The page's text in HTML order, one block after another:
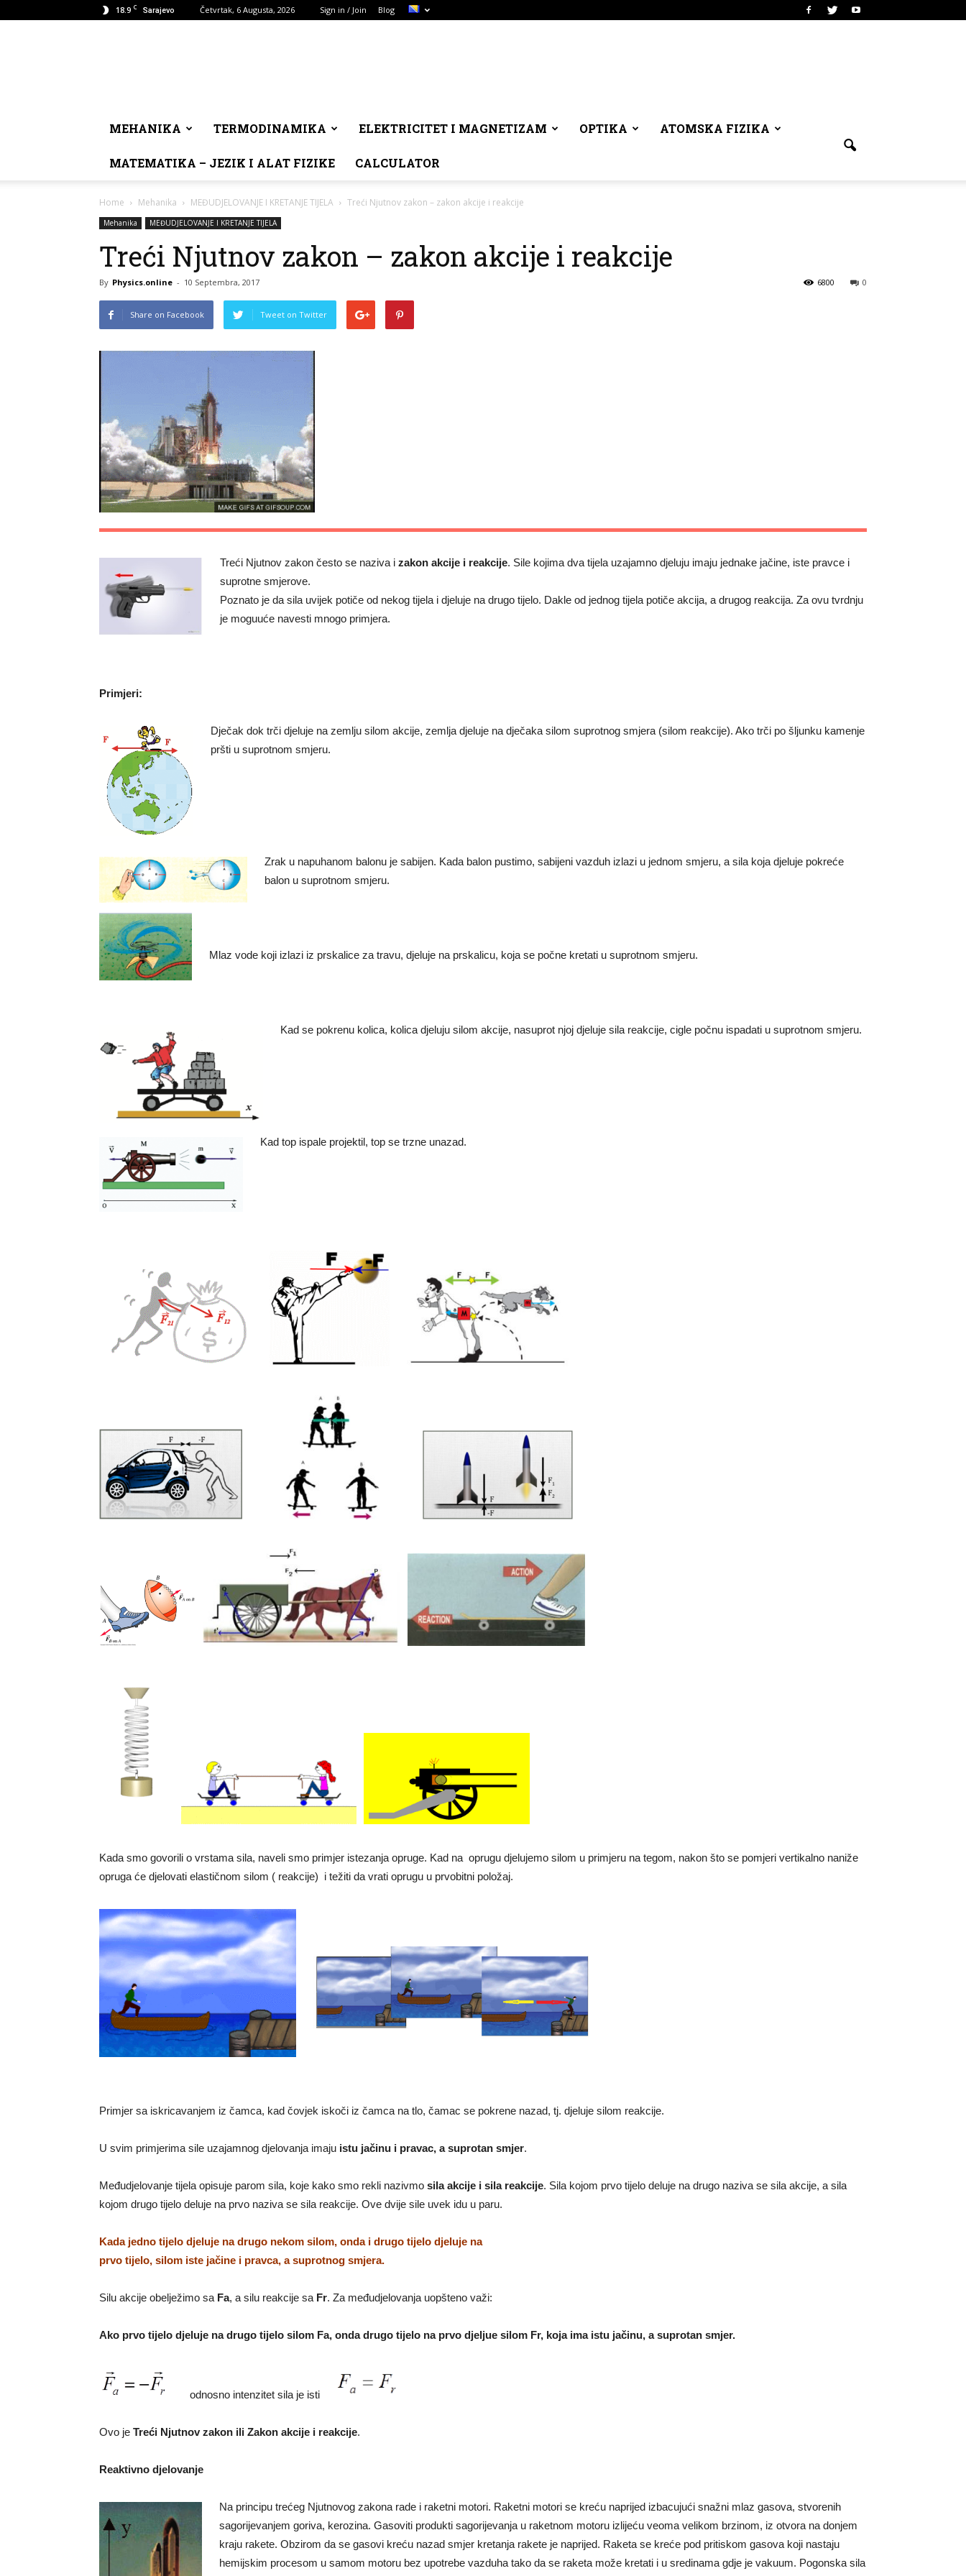
18.9 C Sarajevo Četvrtak, 6 Augusta, 2026 Sign in / Join Blog
MEHANIKA TERMODINAMIKA ELEKTRICITET I MAGNETIZAM OPTIKA ATOMSKA FIZIKA
MATEMATIKA – JEZIK I ALAT FIZIKE CALCULATOR
Home Mehanika MEĐUDJELOVANJE I KRETANJE TIJELA Treći Njutnov zakon – zakon akcije i reakcije
Mehanika MEĐUDJELOVANJE I KRETANJE TIJELA
Treći Njutnov zakon – zakon akcije i reakcije
By Physics.online - 10 Septembra, 2017 0
6800
Share on Facebook Tweet on Twitter
Treći Njutnov zakon često se naziva i zakon akcije i reakcije. Sile kojima dva tijela uzajamno djeluju imaju jednake jačine, iste pravce i
suprotne smjerove.
Poznato je da sila uvijek potiče od nekog tijela i djeluje na drugo tijelo. Dakle od jednog tijela potiče akcija, a drugog reakcija. Za ovu tvrdnju
je moguuće navesti mnogo primjera.
Primjeri:
Dječak dok trči djeluje na zemlju silom akcije, zemlja djeluje na dječaka silom suprotnog smjera (silom reakcije). Ako trči po šljunku kamenje
pršti u suprotnom smjeru.
Zrak u napuhanom balonu je sabijen. Kada balon pustimo, sabijeni vazduh izlazi u jednom smjeru, a sila koja djeluje pokreće
balon u suprotnom smjeru.
Mlaz vode koji izlazi iz prskalice za travu, djeluje na prskalicu, koja se počne kretati u suprotnom smjeru.
Kad se pokrenu kolica, kolica djeluju silom akcije, nasuprot njoj djeluje sila reakcije, cigle počnu ispadati u suprotnom smjeru.
Kad top ispale projektil, top se trzne unazad.
Kada smo govorili o vrstama sila, naveli smo primjer istezanja opruge. Kad na oprugu djelujemo silom u primjeru na tegom, nakon što se pomjeri vertikalno naniže
opruga će djelovati elastičnom silom ( reakcije) i težiti da vrati oprugu u prvobitni položaj.
Primjer sa iskricavanjem iz čamca, kad čovjek iskoči iz čamca na tlo, čamac se pokrene nazad, tj. djeluje silom reakcije.
U svim primjerima sile uzajamnog djelovanja imaju istu jačinu i pravac, a suprotan smjer.
Međudjelovanje tijela opisuje parom sila, koje kako smo rekli nazivmo sila akcije i sila reakcije. Sila kojom prvo tijelo deluje na drugo naziva se sila akcije, a sila
kojom drugo tijelo deluje na prvo naziva se sila reakcije. Ove dvije sile uvek idu u paru.
Kada jedno tijelo djeluje na drugo nekom silom, onda i drugo tijelo djeluje na
prvo tijelo, silom iste jačine i pravca, a suprotnog smjera.
Silu akcije obelježimo sa Fa, a silu reakcije sa Fr. Za međudjelovanja uopšteno važi:
Ako prvo tijelo djeluje na drugo tijelo silom Fa, onda drugo tijelo na prvo djeljue silom Fr, koja ima istu jačinu, a suprotan smjer.
odnosno intenzitet sila je isti
Ovo je Treći Njutnov zakon ili Zakon akcije i reakcije.
Reaktivno djelovanje
Na principu trećeg Njutnovog zakona rade i raketni motori. Raketni motori se kreću naprijed izbacujući snažni mlaz gasova, stvorenih
sagorijevanjem goriva, kerozina. Gasoviti produkti sagorijevanja u raketnom motoru izlijeću veoma velikom brzinom, iz otvora na donjem
kraju rakete. Obzirom da se gasovi kreću nazad smjer kretanja rakete je naprijed. Raketa se kreće pod pritiskom gasova koji nastaju
hemijskim procesom u samom motoru bez upotrebe vazduha tako da se raketa može kretati i u sredinama gdje je vakuum. Pogonska sila